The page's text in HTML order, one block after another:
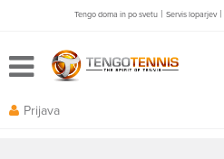
Tengo doma in po svetu | Servis loparjev |
Prijava